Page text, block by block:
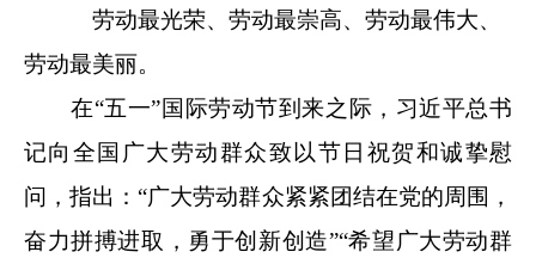
劳动最光荣、劳动最崇高、劳动最伟大、
劳动最美丽。
在“五一”国际劳动节到来之际，习近平总书
记向全国广大劳动群众致以节日祝贺和诚挚慰
问，指出：“广大劳动群众紧紧团结在党的周围，
奋力拼搏进取，勇于创新创造”“希望广大劳动群